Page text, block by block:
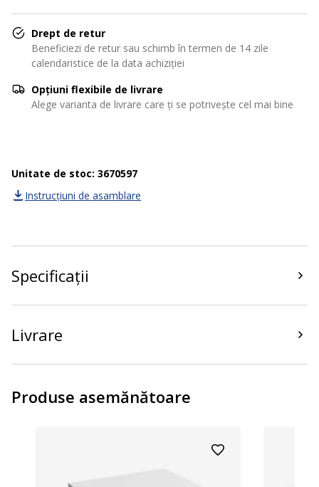
Drept de retur
Beneficiezi de retur sau schimb în termen de 14 zile
calendaristice de la data achiziției
Opțiuni flexibile de livrare
Alege varianta de livrare care ți se potrivește cel mai bine
Unitate de stoc: 3670597
Instrucțiuni de asamblare
Specificații
Livrare
Produse asemănătoare